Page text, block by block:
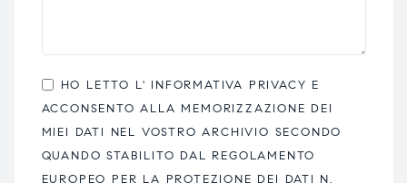
HO LETTO L' INFORMATIVA PRIVACY E
ACCONSENTO ALLA MEMORIZZAZIONE DEI
MIEI DATI NEL VOSTRO ARCHIVIO SECONDO
QUANDO STABILITO DAL REGOLAMENTO
EUROPEO PER LA PROTEZIONE DEI DATI N.